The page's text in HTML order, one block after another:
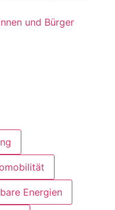
und Bürger
Energien